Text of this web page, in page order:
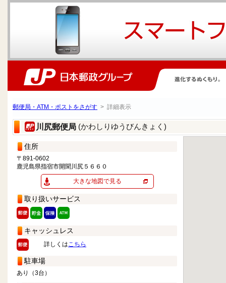
郵便局・ATM・ポストをさがす > 詳細表示
川尻郵便局 (かわしりゆうびんきょく)
住所
〒891-0602
鹿児島県指宿市開聞川尻５６６０
大きな地図で見る
取り扱いサービス
キャッシュレス
詳しくはこちら
駐車場
あり（3台）